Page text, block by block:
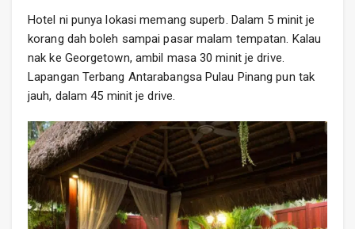
Hotel ni punya lokasi memang superb. Dalam 5 minit je
korang dah boleh sampai pasar malam tempatan. Kalau
nak ke Georgetown, ambil masa 30 minit je drive.
Lapangan Terbang Antarabangsa Pulau Pinang pun tak
jauh, dalam 45 minit je drive.